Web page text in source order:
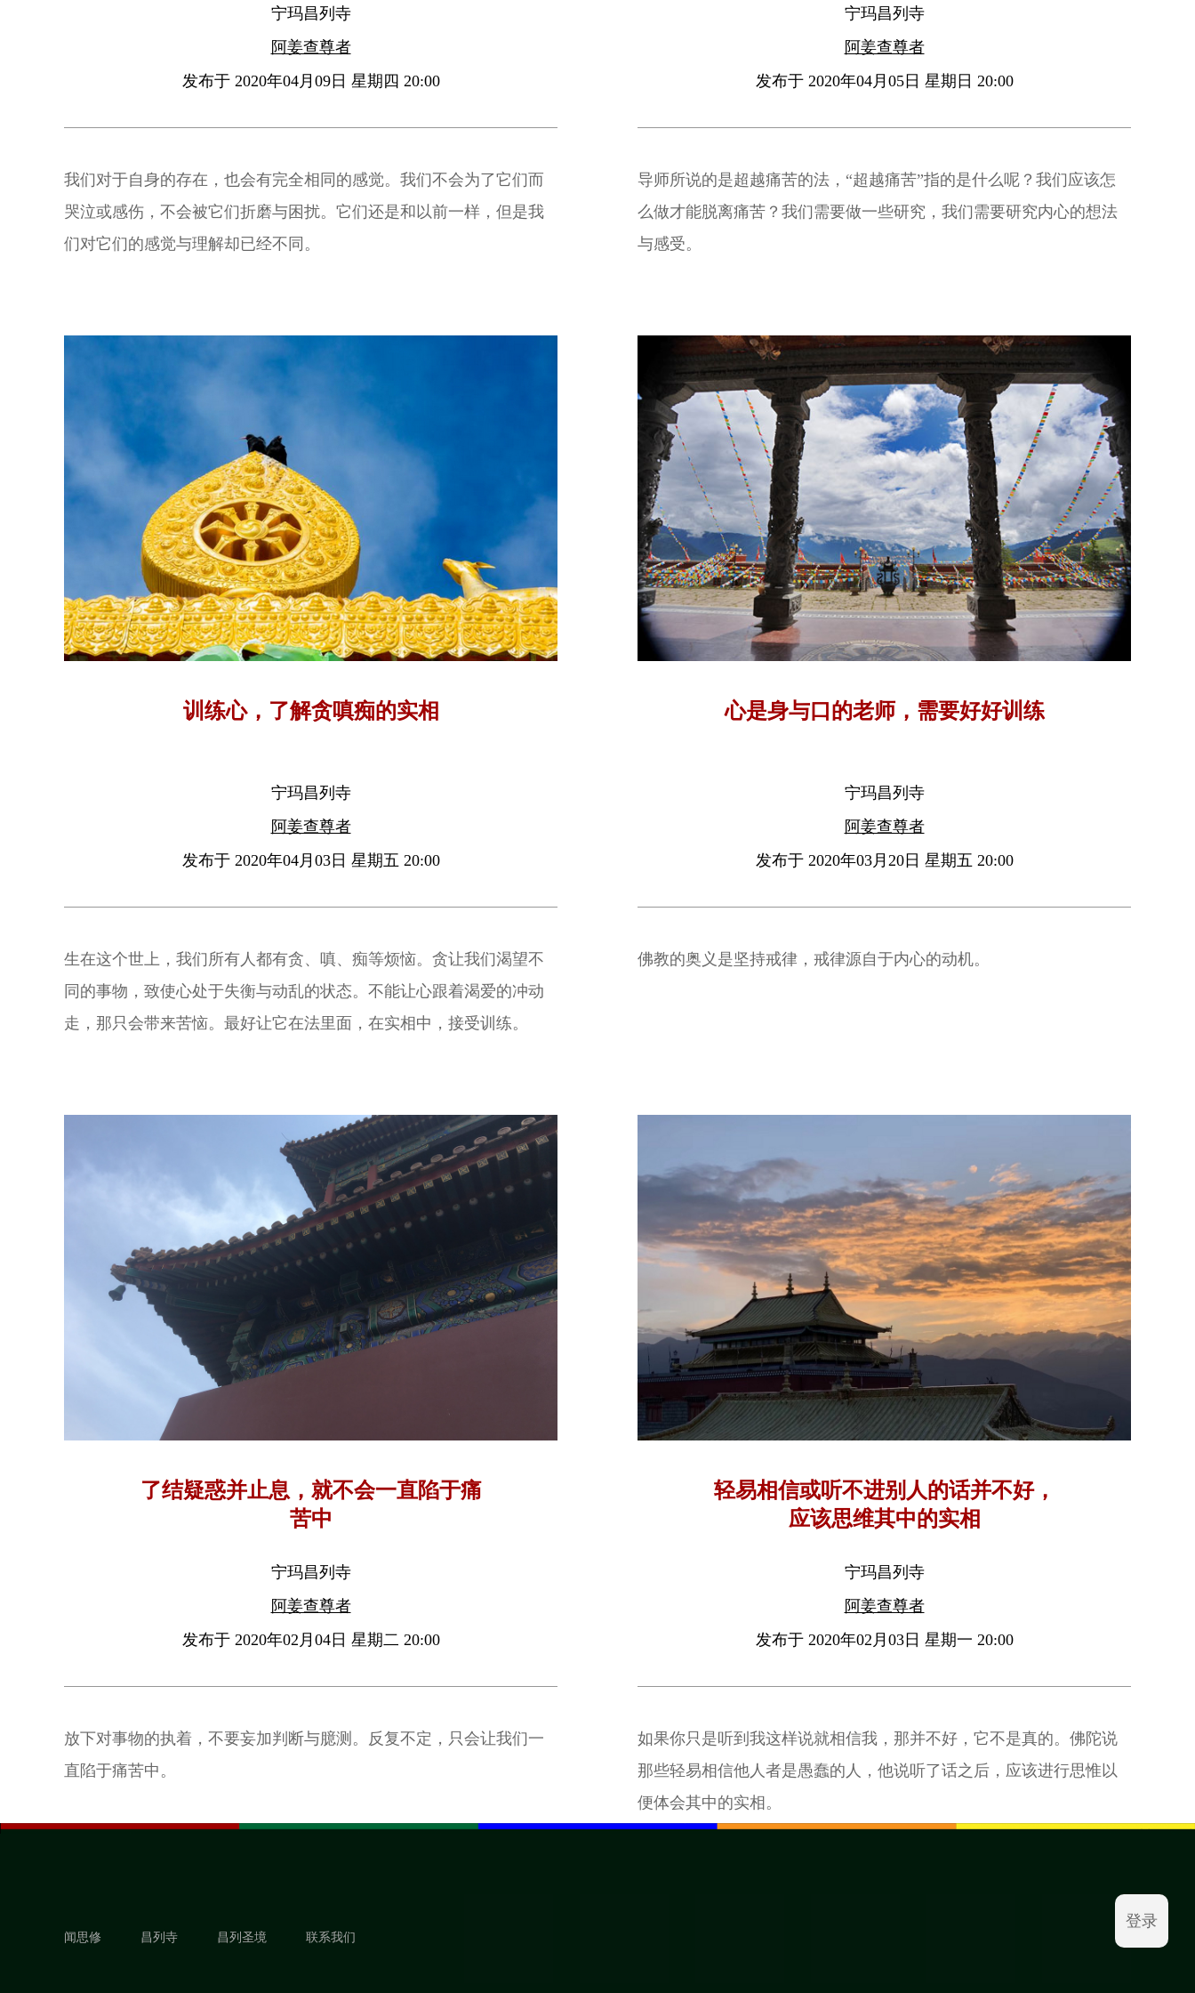
宁玛昌列寺
阿姜查尊者
发布于 2020年04月09日 星期四 20:00
我们对于自身的存在，也会有完全相同的感觉。我们不会为了它们而
哭泣或感伤，不会被它们折磨与困扰。它们还是和以前一样，但是我
们对它们的感觉与理解却已经不同。
宁玛昌列寺
阿姜查尊者
发布于 2020年04月05日 星期日 20:00
导师所说的是超越痛苦的法，“超越痛苦”指的是什么呢？我们应该怎
么做才能脱离痛苦？我们需要做一些研究，我们需要研究内心的想法
与感受。
训练心，了解贪嗔痴的实相
宁玛昌列寺
阿姜查尊者
发布于 2020年04月03日 星期五 20:00
生在这个世上，我们所有人都有贪、嗔、痴等烦恼。贪让我们渴望不
同的事物，致使心处于失衡与动乱的状态。不能让心跟着渴爱的冲动
走，那只会带来苦恼。最好让它在法里面，在实相中，接受训练。
心是身与口的老师，需要好好训练
宁玛昌列寺
阿姜查尊者
发布于 2020年03月20日 星期五 20:00
佛教的奥义是坚持戒律，戒律源自于内心的动机。
了结疑惑并止息，就不会一直陷于痛
苦中
宁玛昌列寺
阿姜查尊者
发布于 2020年02月04日 星期二 20:00
放下对事物的执着，不要妄加判断与臆测。反复不定，只会让我们一
直陷于痛苦中。
轻易相信或听不进别人的话并不好，
应该思维其中的实相
宁玛昌列寺
阿姜查尊者
发布于 2020年02月03日 星期一 20:00
如果你只是听到我这样说就相信我，那并不好，它不是真的。佛陀说
那些轻易相信他人者是愚蠢的人，他说听了话之后，应该进行思惟以
便体会其中的实相。
闻思修 昌列寺 昌列圣境 联系我们
登录